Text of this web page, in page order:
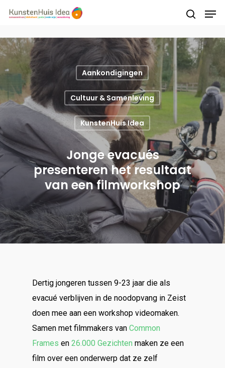
Druk op Enter om te starten met zoeken of
druk op ESC om te sluiten
Aankondigingen
Cultuur & Samenleving
KunstenHuis Idea
Jonge evacués
presenteren het resultaat
van een filmworkshop
Dertig jongeren tussen 9-23 jaar die als
evacué verblijven in de noodopvang in Zeist
doen mee aan een workshop videomaken.
Samen met filmmakers van Common
Frames en 26.000 Gezichten maken ze een
film over een onderwerp dat ze zelf